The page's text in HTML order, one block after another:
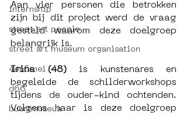
internship
street art people
street art museum organisation
4en5mei
d66
buurtmuseua
Aan vier personen die betrokken
zijn bij dit project werd de vraag
gesteld waarom deze doelgroep
belangrijk is.
Irina (48) is kunstenares en
begeleide de schilderworkshops
tijdens de ouder-kind ochtenden.
Volgens haar is deze doelgroep